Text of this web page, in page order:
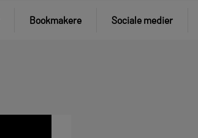
Bookmakere Sociale medier